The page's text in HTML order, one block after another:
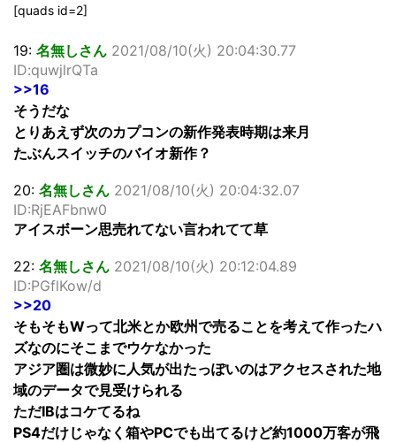
[quads id=2]
19: 名無しさん 2021/08/10(火) 20:04:30.77
ID:quwjlrQTa
>>16
そうだな
とりあえず次のカプコンの新作発表時期は来月
たぶんスイッチのバイオ新作？
20: 名無しさん 2021/08/10(火) 20:04:32.07
ID:RjEAFbnw0
アイスボーン思売れてない言われてて草
22: 名無しさん 2021/08/10(火) 20:12:04.89
ID:PGflKow/d
>>20
そもそもWって北米とか欧州で売ることを考えて作ったハ
ズなのにそこまでウケなかった
アジア圏は微妙に人気が出たっぽいのはアクセスされた地
域のデータで見受けられる
ただIBはコケてるね
PS4だけじゃなく箱やPCでも出てるけど約1000万客が飛